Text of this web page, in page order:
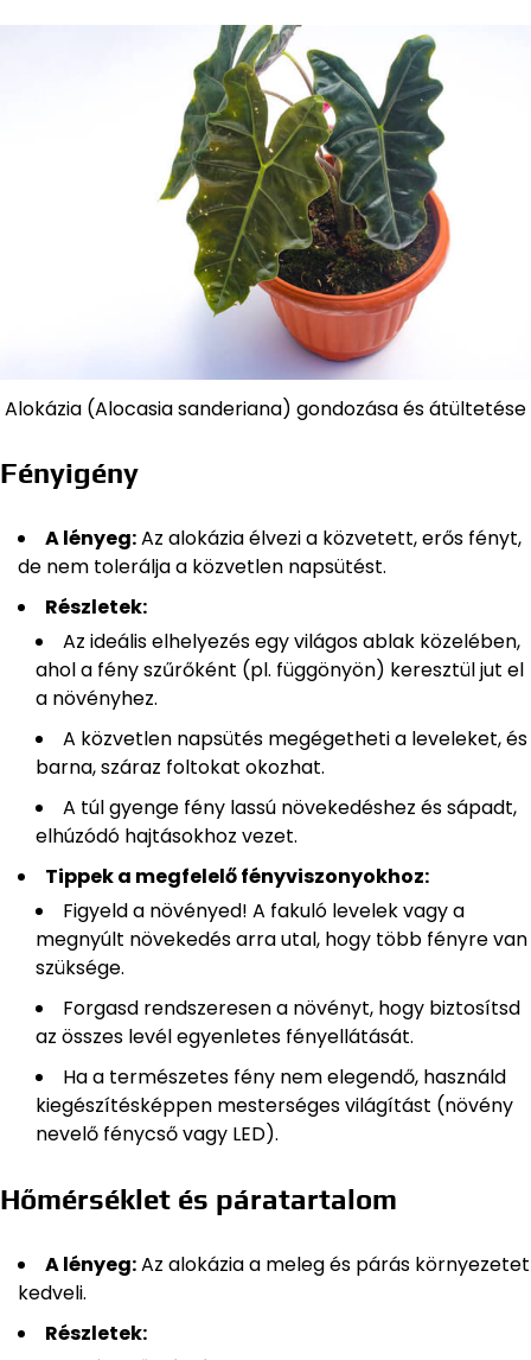
Alokázia (Alocasia sanderiana) gondozása és átültetése
Fényigény
A lényeg:Az alokázia élvezi a közvetett, erős fényt,
de nem tolerálja a közvetlen napsütést.
Részletek:
Az ideális elhelyezés egy világos ablak közelében,
ahol a fény szűrőként (pl. függönyön) keresztül jut el
a növényhez.
A közvetlen napsütés megégetheti a leveleket, és
barna, száraz foltokat okozhat.
A túl gyenge fény lassú növekedéshez és sápadt,
elhúzódó hajtásokhoz vezet.
Tippek a megfelelő fényviszonyokhoz:
Figyeld a növényed! A fakuló levelek vagy a
megnyúlt növekedés arra utal, hogy több fényre van
szüksége.
Forgasd rendszeresen a növényt, hogy biztosítsd
az összes levél egyenletes fényellátását.
Ha a természetes fény nem elegendő, használd
kiegészítésképpen mesterséges világítást (növény
nevelő fénycső vagy LED).
Hőmérséklet és páratartalom
A lényeg:Az alokázia a meleg és párás környezetet
kedveli.
Részletek: